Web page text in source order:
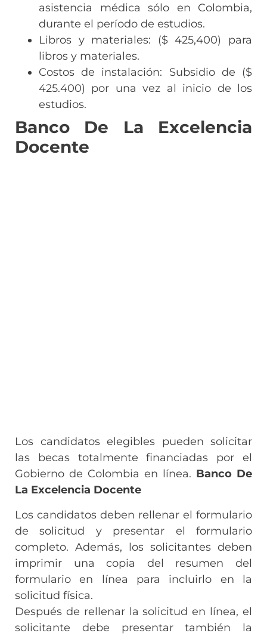
asistencia médica sólo en Colombia,
durante el período de estudios.
Libros y materiales: ($ 425,400) para
libros y materiales.
Costos de instalación: Subsidio de ($
425.400) por una vez al inicio de los
estudios.
Banco De La Excelencia
Docente
Los candidatos elegibles pueden solicitar
las becas totalmente financiadas por el
Gobierno de Colombia en línea. Banco De
La Excelencia Docente
Los candidatos deben rellenar el formulario
de solicitud y presentar el formulario
completo. Además, los solicitantes deben
imprimir una copia del resumen del
formulario en línea para incluirlo en la
solicitud física.
Después de rellenar la solicitud en línea, el
solicitante debe presentar también la